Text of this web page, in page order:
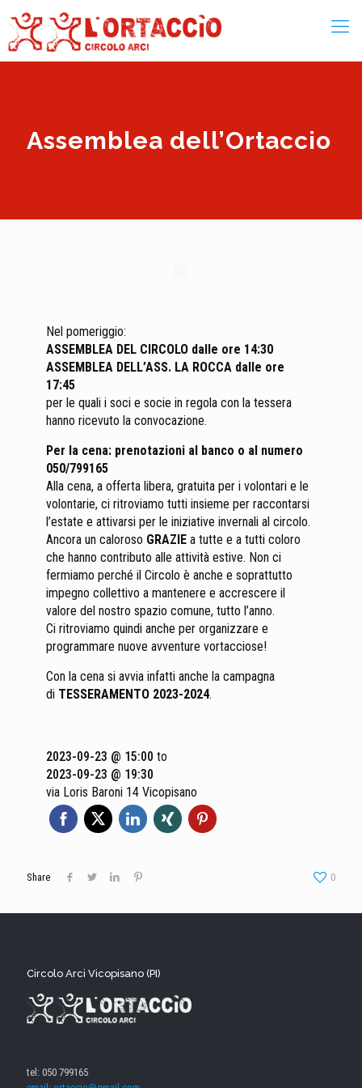
Assemblea dell’Ortaccio
Nel pomeriggio:
ASSEMBLEA DEL CIRCOLO dalle ore 14:30
ASSEMBLEA DELL’ASS. LA ROCCA dalle ore
17:45
per le quali i soci e socie in regola con la tessera
hanno ricevuto la convocazione.
Per la cena: prenotazioni al banco o al numero
050/799165
Alla cena, a offerta libera, gratuita per i volontari e le
volontarie, ci ritroviamo tutti insieme per raccontarsi
l’estate e attivarsi per le iniziative invernali al circolo.
Ancora un caloroso GRAZIE a tutte e a tutti coloro
che hanno contributo alle attività estive. Non ci
fermiamo perché il Circolo è anche e soprattutto
impegno collettivo a mantenere e accrescere il
valore del nostro spazio comune, tutto l’anno.
Ci ritroviamo quindi anche per organizzare e
programmare nuove avventure vortacciose!
Con la cena si avvia infatti anche la campagna
di TESSERAMENTO 2023-2024.
2023-09-23 @ 15:00 to
2023-09-23 @ 19:30
via Loris Baroni 14 Vicopisano
Share 0
Circolo Arci Vicopisano (PI)
tel: 050 799165